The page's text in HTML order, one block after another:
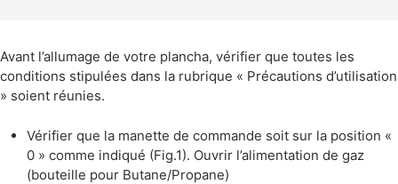
Avant l’allumage de votre plancha, vérifier que toutes les
conditions stipulées dans la rubrique « Précautions d’utilisation
» soient réunies.
Vérifier que la manette de commande soit sur la position «
0 » comme indiqué (Fig.1). Ouvrir l’alimentation de gaz
(bouteille pour Butane/Propane)